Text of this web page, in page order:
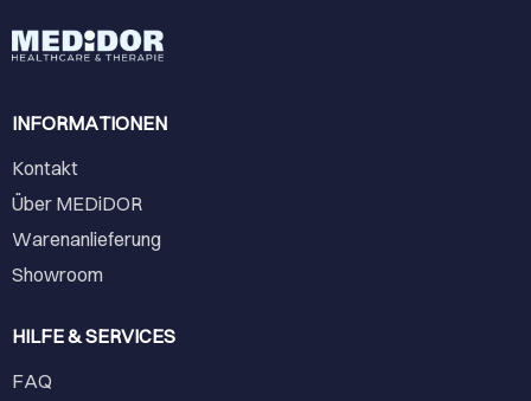
INFORMATIONEN
Kontakt
Über MEDiDOR
Warenanlieferung
Showroom
HILFE & SERVICES
FAQ